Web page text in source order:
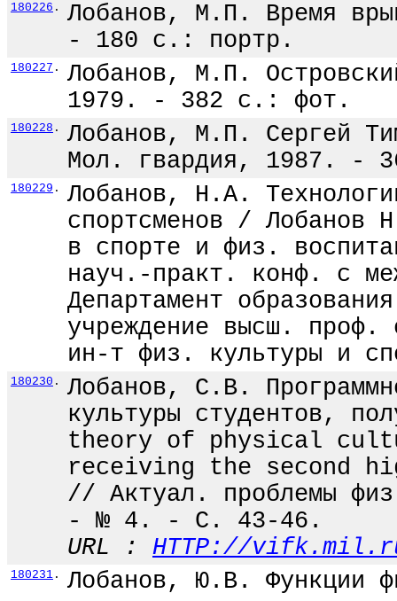
180226 .
Лобанов, М.П. Время
- 180 с.: портр.
180227 .
Лобанов, М.П.
1979. - 382 с.: фот.
180228 .
Лобанов, М.П. Сергей
Мол. гвардия, 1987. -
180229 .
Лобанов, Н.А.
спортсменов /
в спорте и физ.
науч.-практ. конф. с
Департамент
учреждение высш.
ин-т физ. культуры и
180230 .
Лобанов, С.В.
культуры студентов,
theory of physical
receiving the second
// Актуал. проблемы
- № 4. - С. 43-46.
URL : HTTP://
180231 .
Лобанов, Ю.В. Функции